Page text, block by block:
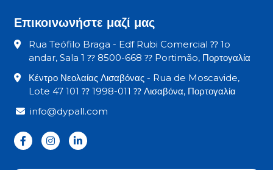
Επικοινωνήστε μαζί μας
Rua Teófilo Braga - Edf Rubi Comercial ⁇ 1o
andar, Sala 1 ⁇ 8500-668 ⁇ Portimão, Πορτογαλία
Κέντρο Νεολαίας Λισαβόνας - Rua de Moscavide,
Lote 47 101 ⁇ 1998-011 ⁇ Λισαβόνα, Πορτογαλία
info@dypall.com